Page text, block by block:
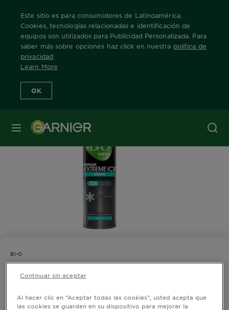
Este sitio es para consumidores de Latinoamérica.
Cookies, tecnologías relacionadas e identificación de
equipos son utilizados para Publicidad Personalizada. Para
saber más sobre opciones haz click en nuestra política de
privacidad
Learn More
OK
MENÚ
Home Nuestras Marcas
BI-O
Al hacer clic en “Aceptar todas las cookies”, usted acepta que
las cookies se guarden en su dispositivo para mejorar la
Continuar sin aceptar